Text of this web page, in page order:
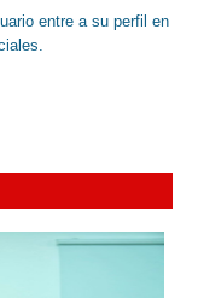
entre a su perfil en